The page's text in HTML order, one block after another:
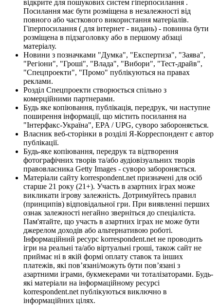
відкрите для пошукових систем гіперпосилання .
Посилання має бути розміщена в незалежності від
повного або часткового використання матеріалів.
Гіперпосилання ( для інтернет - видань) - повинна бути
розміщена в підзаголовку або в першому абзаці
матеріалу.
Новини з позначками "Думка", "Експертиза", "Заява",
"Регіони", "Гроші", "Влада", "Вибори", "Тест-драйв",
"Спецпроекти", "Промо" публікуються на правах
реклами.
Розділ Спецпроекти створюється спільно з
комерційними партнерами.
Будь яке копіювання, публікація, передрук, чи наступне
поширення інформації, що містить посилання на
"Інтерфакс-Україна", EPA / UPG, суворо забороняється.
Власник веб-сторінки в розділі Я-Корреспондент є автор
публікації.
Будь-яке копіювання, передрук та відтворення
фотографічних творів та/або аудіовізуальних творів
правовласника Getty Images - суворо забороняється.
Матеріали сайту korrespondent.net призначені для осіб
старше 21 року (21+). Участь в азартних іграх може
викликати ігрову залежність. Дотримуйтесь правил
(принципів) відповідальної гри. При виявленні перших
ознак залежності негайно зверніться до спеціаліста.
Пам'ятайте, що участь в азартних іграх не може бути
джерелом доходів або альтернативою роботі.
Інформаційний ресурс korrespondent.net не проводить
ігри на реальні та/або віртуальні гроші, також сайт не
приймає ні в якій формі оплату ставок та інших
платежів, які пов’язані/можуть бути пов’язані з
азартними іграми, букмекерами чи тоталізаторами. Будь-
які матеріали на інформаційному ресурсі
korrespondent.net публікуються виключно в
інформаційних цілях.